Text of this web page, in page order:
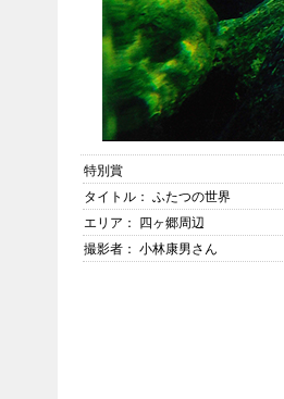
特別賞
タイトル： ふたつの世界
エリア： 四ヶ郷周辺
撮影者： 小林康男さん